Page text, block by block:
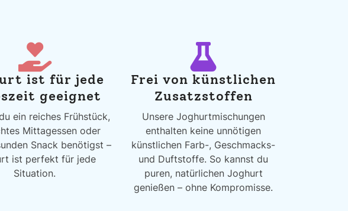
ist für jede
geeignet
ein reiches Frühstück,
Mittagessen oder
Snack benötigst –
ist perfekt für jede
Situation.
Frei von künstlichen
Zusatzstoffen
Unsere Joghurtmischungen
enthalten keine unnötigen
künstlichen Farb-, Geschmacks-
und Duftstoffe. So kannst du
puren, natürlichen Joghurt
genießen – ohne Kompromisse.